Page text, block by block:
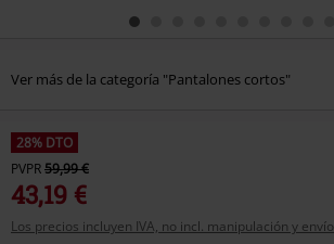
Ver más de la categoría "Pantalones cortos"
28% DTO
PVPR59,99 €
43,19 €
Los precios incluyen IVA, no incl. manipulación y envío